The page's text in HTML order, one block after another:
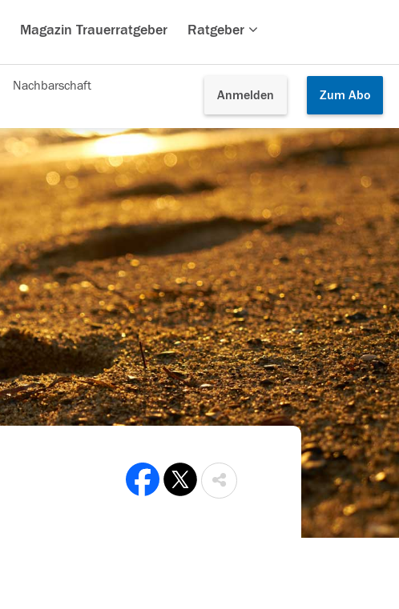
Magazin Trauerratgeber Ratgeber
Anmelden Zum Abo
Nachbarschaft